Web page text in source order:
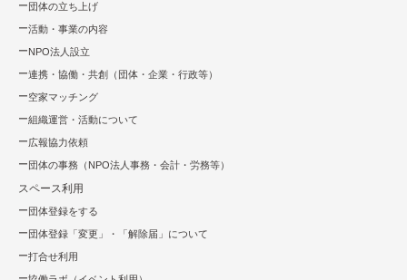
団体の立ち上げ
活動・事業の内容
NPO法⼈設⽴
連携・協働・共創（団体・企業・⾏政等）
空家マッチング
組織運営・活動について
広報協⼒依頼
団体の事務（NPO法人事務・会計・労務等）
スペース利用
団体登録をする
団体登録「変更」・「解除届」について
打合せ利用